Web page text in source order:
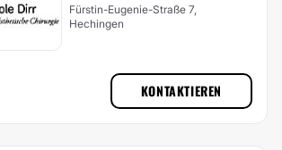
Fürstin-Eugenie-Straße 7,
Hechingen
KONTAKTIEREN